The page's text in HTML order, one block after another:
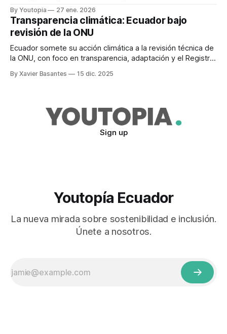
By Youtopia 27 ene. 2026
Transparencia climática: Ecuador bajo
revisión de la ONU
Ecuador somete su acción climática a la revisión técnica de
la ONU, con foco en transparencia, adaptación y el Registro
By Xavier Basantes 15 dic. 2025
Sign up
Youtopía Ecuador
La nueva mirada sobre sostenibilidad e inclusión.
Únete a nosotros.